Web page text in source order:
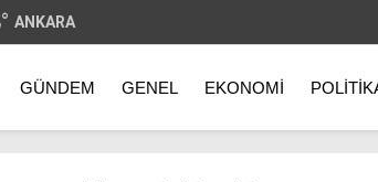
° ANKARA
GÜNDEM GENEL EKONOMI